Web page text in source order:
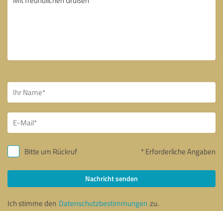
Bitte um Rückruf * Erforderliche Angaben
Nachricht senden
Ich stimme den Datenschutzbestimmungen zu.